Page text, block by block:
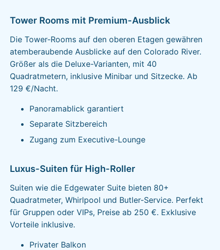
Tower Rooms mit Premium-Ausblick
Die Tower-Rooms auf den oberen Etagen gewähren
atemberaubende Ausblicke auf den Colorado River.
Größer als die Deluxe-Varianten, mit 40
Quadratmetern, inklusive Minibar und Sitzecke. Ab
129 €/Nacht.
Panoramablick garantiert
Separate Sitzbereich
Zugang zum Executive-Lounge
Luxus-Suiten für High-Roller
Suiten wie die Edgewater Suite bieten 80+
Quadratmeter, Whirlpool und Butler-Service. Perfekt
für Gruppen oder VIPs, Preise ab 250 €. Exklusive
Vorteile inklusive.
Privater Balkon